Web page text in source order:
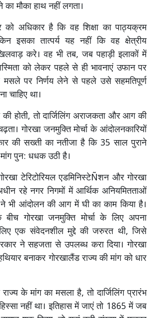
मौका हाथ नहीं लगता।
अधिकार है कि वह शिक्षा का पाठ्यक्रम
इसका तात्पर्य यह नहीं कि वह क्षेत्रीय
करे। वह भी तब, जब पहाड़ी इलाकों में
को लेकर पहले से ही भावनाएं उफान पर
मसले पर निर्णय लेने से पहले उसे सहमतिपूर्ण
चाहिए था।
की होती, तो दार्जिलिंग अराजकता और आग की
गोरखा जनमुक्ति मोर्चा के आंदोलनकारियों
की सख्ती का नतीजा है कि 35 साल पुराने
पुन: धधक उठी है।
गोरखा टेरिटोरियल एडमिनिस्टेÑशन और गोरखा
रहे नगर निगमों में आर्थिक अनियमितताओं
भी आंदोलन की आग में घी का काम किया है।
बीच गोरखा जनमुक्ति मोर्चा के लिए अपना
एक संवेदनशील मुद्दे की जरुरत थी, जिसे
ने सहजता से उपलब्ध करा दिया। गोरखा
बनाकर गोरखालैंड राज्य की मांग को धार
के मांग का मसला है, तो दार्जिलिंग प्रारंभ
नहीं था। इतिहास में जाएं तो 1865 में जब